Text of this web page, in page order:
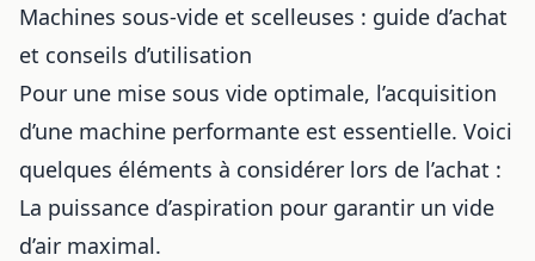
Machines sous-vide et scelleuses : guide d’achat
et conseils d’utilisation
Pour une mise sous vide optimale, l’acquisition
d’une machine performante est essentielle. Voici
quelques éléments à considérer lors de l’achat :
La puissance d’aspiration pour garantir un vide
d’air maximal.